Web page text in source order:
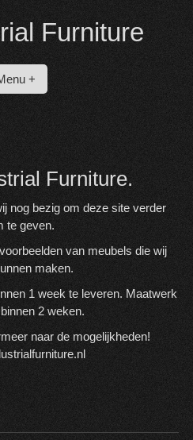
Furniture
+
Furniture.
nog bezig om deze site verder
te geven.
van meubels die wij
maken.
1 week te leveren. Maatwerk
2 weken.
naar de mogelijkheden!